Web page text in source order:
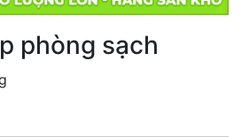
phòng sạch